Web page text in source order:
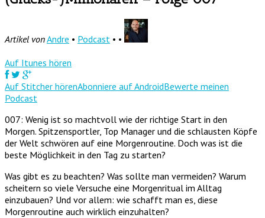
Artikel vonAndre • Podcast • •
Auf Itunes hören
Auf Stitcher hörenAbonniere auf AndroidBewerte meinen
Podcast
007: Wenig ist so machtvoll wie der richtige Start in den
Morgen. Spitzensportler, Top Manager und die schlausten Köpfe
der Welt schwören auf eine Morgenroutine. Doch was ist die
beste Möglichkeit in den Tag zu starten?
Was gibt es zu beachten? Was sollte man vermeiden? Warum
scheitern so viele Versuche eine Morgenritual im Alltag
einzubauen? Und vor allem: wie schafft man es, diese
Morgenroutine auch wirklich einzuhalten?